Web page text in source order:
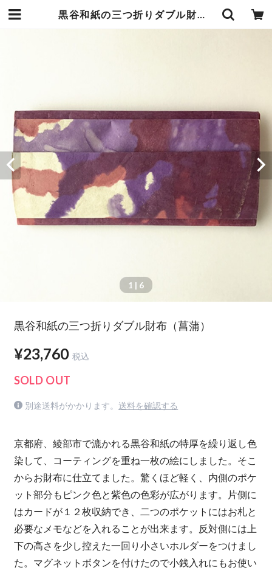
黒谷和紙の三つ折りダブル財布（菖蒲） | 暮らしの中の和紙のかたち
1 | 6
黒谷和紙の三つ折りダブル財布（菖蒲）
¥23,760 税込
SOLD OUT
別途送料がかかります。 送料を確認する
京都府、綾部市で漉かれる黒谷和紙の特厚を繰り返し色
染して、コーティングを重ね一枚の絵にしました。そこ
からお財布に仕立てました。驚くほど軽く、内側のポケ
ット部分もピンク色と紫色の色彩が広がります。片側に
はカードが１２枚収納でき、二つのポケットにはお札と
必要なメモなどを入れることが出来ます。反対側には上
下の高さを少し控えた一回り小さいホルダーをつけまし
た。マグネットボタンを付けたので小銭入れにもお使い